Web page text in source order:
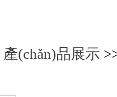
產(chǎn)品展示